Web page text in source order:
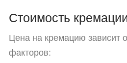
Стоимость
Цена на кремацию зависит
факторов: